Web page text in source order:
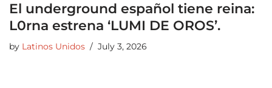
El underground español tiene reina:
L0rna estrena ‘LUMI DE OROS’.
by Latinos Unidos July 3, 2026